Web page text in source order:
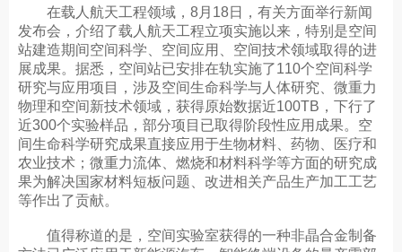
在载人航天工程领域，8月18日，有关方面举行新闻
发布会，介绍了载人航天工程立项实施以来，特别是空间
站建造期间空间科学、空间应用、空间技术领域取得的进
展成果。据悉，空间站已安排在轨实施了110个空间科学
研究与应用项目，涉及空间生命科学与人体研究、微重力
物理和空间新技术领域，获得原始数据近100TB，下行了
近300个实验样品，部分项目已取得阶段性应用成果。空
间生命科学研究成果直接应用于生物材料、药物、医疗和
农业技术；微重力流体、燃烧和材料科学等方面的研究成
果为解决国家材料短板问题、改进相关产品生产加工工艺
等作出了贡献。
值得称道的是，空间实验室获得的一种非晶合金制备